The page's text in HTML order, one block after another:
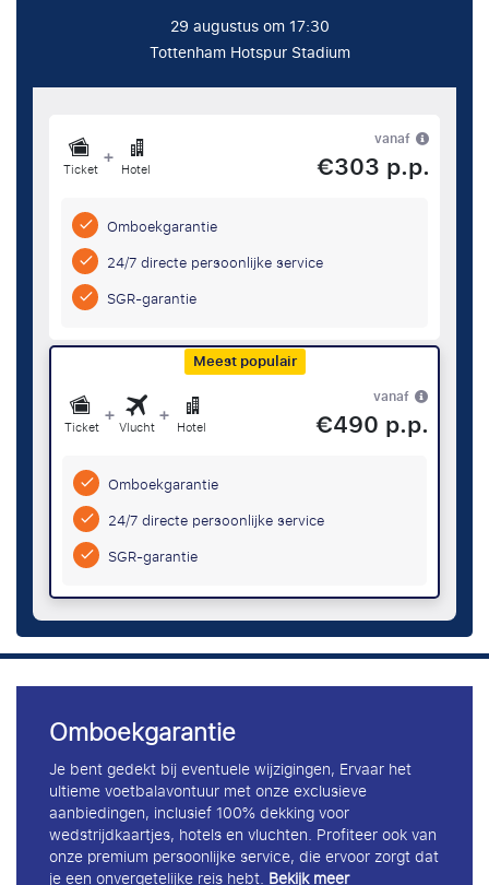
29 augustus om 17:30
Tottenham Hotspur Stadium
Ticket + Hotel
vanaf
€303 p.p.
Omboekgarantie
24/7 directe persoonlijke service
SGR-garantie
Meest populair
Ticket + Vlucht + Hotel
vanaf
€490 p.p.
Omboekgarantie
24/7 directe persoonlijke service
SGR-garantie
Omboekgarantie
Je bent gedekt bij eventuele wijzigingen, Ervaar het
ultieme voetbalavontuur met onze exclusieve
aanbiedingen, inclusief 100% dekking voor
wedstrijdkaartjes, hotels en vluchten. Profiteer ook van
onze premium persoonlijke service, die ervoor zorgt dat
je een onvergetelijke reis hebt.Bekijk meer